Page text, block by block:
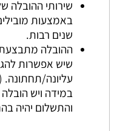
שירותי ההובלה
באמצעות
שנים רבות.
ההובלה
שיש אפשרות
עליונה/
במידה ויש
והתשלום יהיה